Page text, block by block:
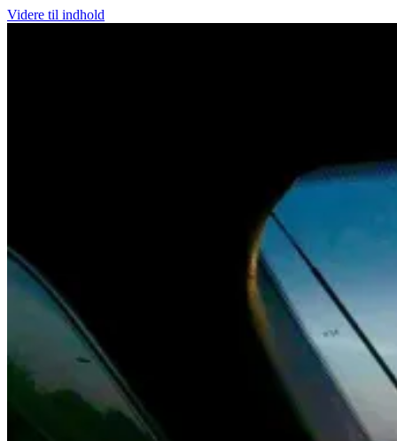
Videre til indhold